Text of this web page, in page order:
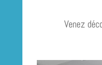
Venez